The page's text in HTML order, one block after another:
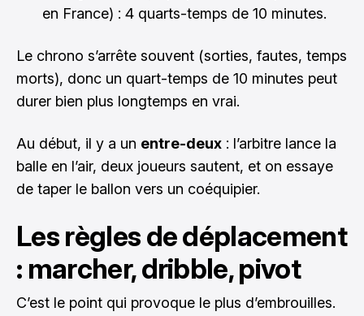
en France) : 4 quarts-temps de 10 minutes.
Le chrono s’arrête souvent (sorties, fautes, temps
morts), donc un quart-temps de 10 minutes peut
durer bien plus longtemps en vrai.
Au début, il y a un entre-deux : l’arbitre lance la
balle en l’air, deux joueurs sautent, et on essaye
de taper le ballon vers un coéquipier.
Les règles de déplacement
: marcher, dribble, pivot
C’est le point qui provoque le plus d’embrouilles.